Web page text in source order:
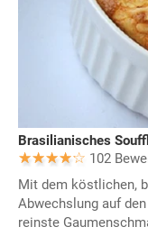
Brasilianisches
102
Mit dem köstlichen,
Abwechslung auf
reinste